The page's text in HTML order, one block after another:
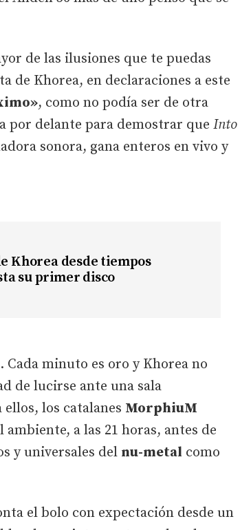
de las ilusiones que te puedas
de Khorea, en declaraciones a este
, como no podía ser de otra
por delante para demostrar que Into
sonora, gana enteros en vivo y
Khorea desde tiempos
su primer disco
Cada minuto es oro y Khorea no
de lucirse ante una sala
los catalanes MorphiuM
a las 21 horas, antes de
y universales del nu-metal como
el bolo con expectación desde un